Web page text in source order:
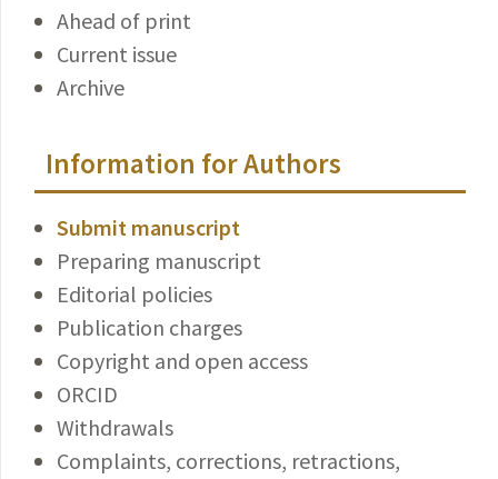
Ahead of print
Current issue
Archive
Information for Authors
Submit manuscript
Preparing manuscript
Editorial policies
Publication charges
Copyright and open access
ORCID
Withdrawals
Complaints, corrections, retractions,